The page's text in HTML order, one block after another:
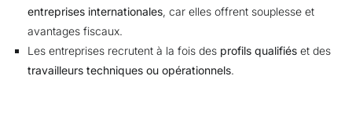
entreprises internationales, car elles offrent souplesse et
avantages fiscaux.
Les entreprises recrutent à la fois des profils qualifiés et des
travailleurs techniques ou opérationnels.